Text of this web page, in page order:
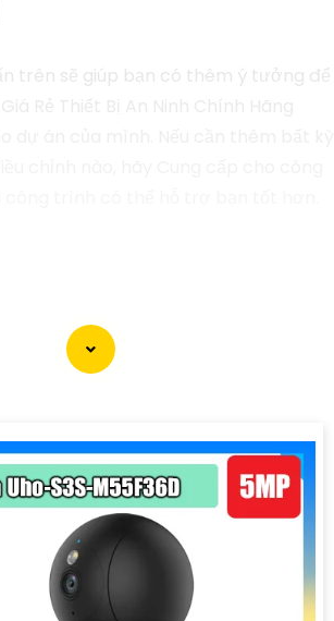
trên sẽ giúp bạn có thêm ý tưởng để